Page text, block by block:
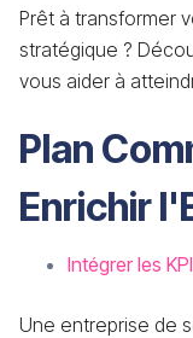
Prêt à transformer
stratégique ?
vous aider à
Plan
Enrichir
Intégrer les
Une entreprise de